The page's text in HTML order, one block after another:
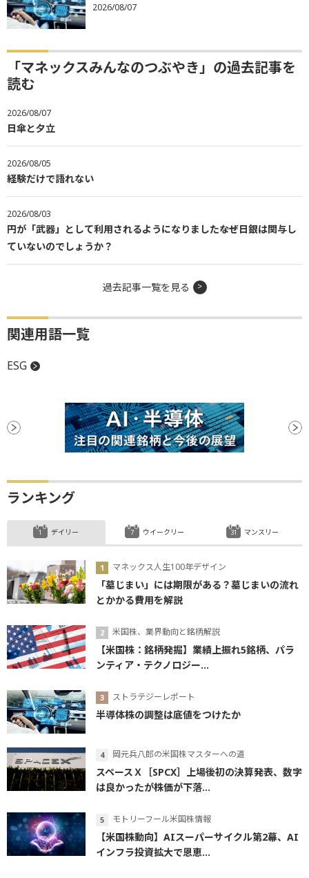
2026/08/07
「マネックスみんなのつぶやき」の過去記事を
読む
2026/08/07
日傘と夕立
2026/08/05
経験だけで語れない
2026/08/03
円が「武器」として利用されるようになりました――なぜ日銀は関与し
ていないのでしょうか？
過去記事一覧を見る
関連用語一覧
ESG
ランキング
デイリー
マネックス人生100年デザイン
「墓じまい」には期限がある？墓じまいの流れ
とかかる費用を解説
米国株、業界動向と銘柄解説
【米国株：銘柄発掘】業績上振れ5銘柄、パラ
ンティア・テクノロジー...
ストラテジーレポート
半導体株の調整は底値をつけたか
岡元兵八郎の米国株マスターへの道
スペースＸ［SPCX］上場後初の決算発表、数字
は良かったが株価が下落...
モトリーフール米国株情報
【米国株動向】AIスーパーサイクル第2幕、AI
インフラ投資拡大で恩恵...
ウイークリー マンスリー